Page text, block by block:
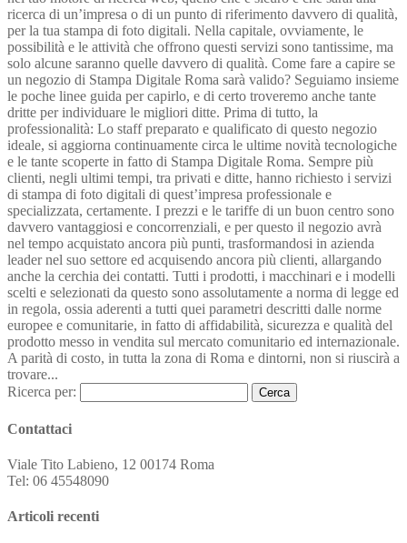
ricerca di un’impresa o di un punto di riferimento davvero di qualità,
per la tua stampa di foto digitali. Nella capitale, ovviamente, le
possibilità e le attività che offrono questi servizi sono tantissime, ma
solo alcune saranno quelle davvero di qualità. Come fare a capire se
un negozio di Stampa Digitale Roma sarà valido? Seguiamo insieme
le poche linee guida per capirlo, e di certo troveremo anche tante
dritte per individuare le migliori ditte. Prima di tutto, la
professionalità: Lo staff preparato e qualificato di questo negozio
ideale, si aggiorna continuamente circa le ultime novità tecnologiche
e le tante scoperte in fatto di Stampa Digitale Roma. Sempre più
clienti, negli ultimi tempi, tra privati e ditte, hanno richiesto i servizi
di stampa di foto digitali di quest’impresa professionale e
specializzata, certamente. I prezzi e le tariffe di un buon centro sono
davvero vantaggiosi e concorrenziali, e per questo il negozio avrà
nel tempo acquistato ancora più punti, trasformandosi in azienda
leader nel suo settore ed acquisendo ancora più clienti, allargando
anche la cerchia dei contatti. Tutti i prodotti, i macchinari e i modelli
scelti e selezionati da questo sono assolutamente a norma di legge ed
in regola, ossia aderenti a tutti quei parametri descritti dalle norme
europee e comunitarie, in fatto di affidabilità, sicurezza e qualità del
prodotto messo in vendita sul mercato comunitario ed internazionale.
A parità di costo, in tutta la zona di Roma e dintorni, non si riuscirà a
trovare...
Ricerca per:
Contattaci
Viale Tito Labieno, 12 00174 Roma
Tel: 06 45548090
Articoli recenti